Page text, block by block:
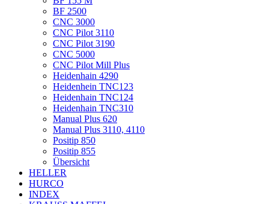
BF 2500
CNC 3000
CNC Pilot 3110
CNC Pilot 3190
CNC 5000
CNC Pilot Mill Plus
Heidenhain 4290
Heidenhein TNC123
Heidenhain TNC124
Heidenhain TNC310
Manual Plus 620
Manual Plus 3110, 4110
Positip 850
Positip 855
Übersicht
HELLER
HURCO
INDEX